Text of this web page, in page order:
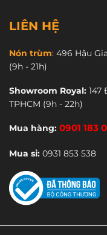
LIÊN HỆ
Nón trùm: 496 Hậu
(9h - 21h)
Showroom Royal: 147
TPHCM (9h - 22h)
Mua hàng: 0901 183
Mua sỉ: 0931 853 538